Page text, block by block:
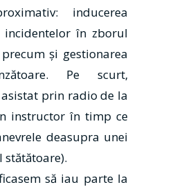
inducerea
incidentelor în zborul
şi gestionarea
Pe scurt,
prin radio de la
instructor în timp ce
deasupra unei
să iau parte la